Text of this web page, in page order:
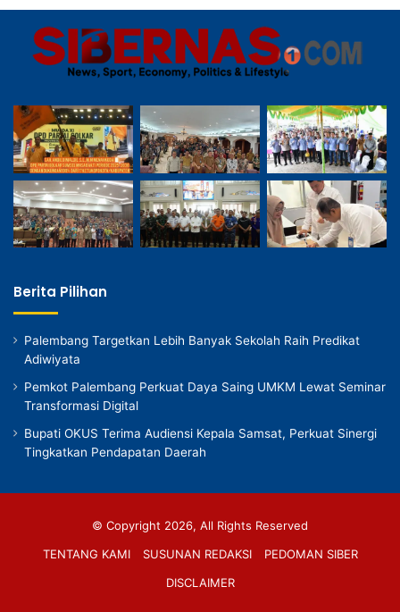
Berita Pilihan
Palembang Targetkan Lebih Banyak Sekolah Raih Predikat
Adiwiyata
Pemkot Palembang Perkuat Daya Saing UMKM Lewat Seminar
Transformasi Digital
Bupati OKUS Terima Audiensi Kepala Samsat, Perkuat Sinergi
Tingkatkan Pendapatan Daerah
© Copyright 2026, All Rights Reserved
TENTANG KAMI
SUSUNAN REDAKSI
PEDOMAN SIBER
DISCLAIMER